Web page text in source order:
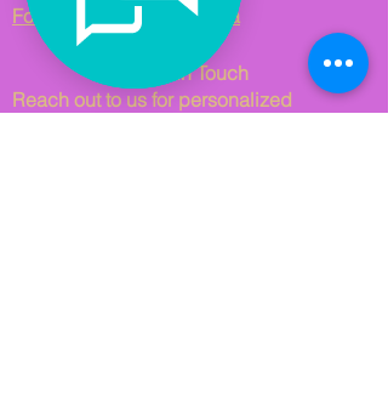
Follow us on Social Media
Get in Touch
Reach out to us for personalized